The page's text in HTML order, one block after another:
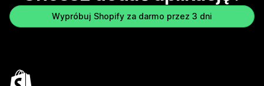
Wypróbuj Shopify za darmo przez 3 dni